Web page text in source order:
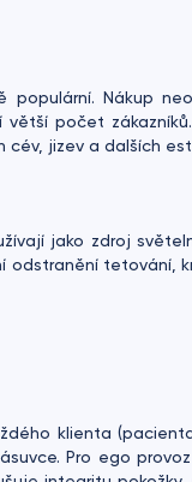
Nákup
počet
cév, jizev a dalších
jako zdroj
tetování,
klienta
Pro ego